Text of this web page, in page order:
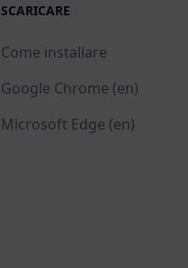
SCARICARE
Come installare
Google Chrome (en)
Microsoft Edge (en)